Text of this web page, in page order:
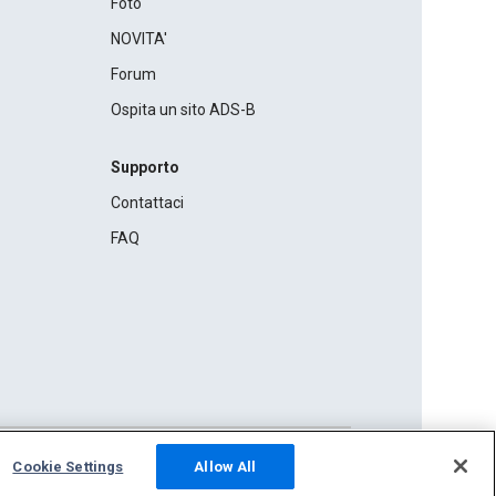
NOVITA'
Forum
Ospita un sito ADS-B
Supporto
Contattaci
FAQ
Cookie Settings Allow All